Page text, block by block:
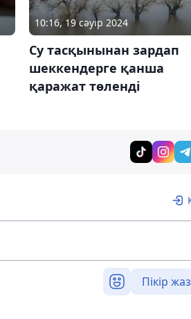
10:16, 19 сәуір 2024
Су тасқынынан зардап
шеккендерге қанша
қаражат төленді
Пікір